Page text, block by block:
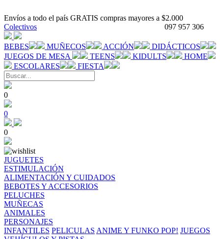
Envíos a todo el país GRATIS compras mayores a $2.000
097 957 306
Colectivos
BEBES MUÑECOS ACCIÓN
DIDÁCTICOS
JUEGOS DE MESA
TEENS KIDULTS
HOME
ESCOLARES
FIESTA
0
0
0
JUGUETES
ESTIMULACIÓN
ALIMENTACIÓN Y CUIDADOS
BEBOTES Y ACCESORIOS
PELUCHES
MUÑECAS
ANIMALES
PERSONAJES
INFANTILES PELICULAS ANIME Y FUNKO POP! JUEGOS